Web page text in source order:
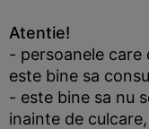
Atentie!
- persoanele care
este bine sa
- este bine sa nu
inainte de